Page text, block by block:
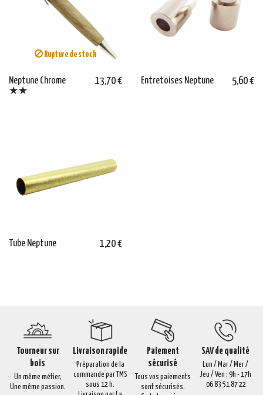
Rupture de stock
Neptune Chrome
★★
13,70 € Entretoises Neptune 5,60 €
Tube Neptune 1,20 €
Tourneur sur
bois
Un même métier,
Une même passion.
Livraison rapide
Préparation de la
commande par TMS
sous 12 h.
Paiement
sécurisé
Tous vos paiements
sont sécurisés.
SAV de qualité
Lun / Mar / Mer /
Jeu / Ven : 9h - 17h
06 83 51 87 22